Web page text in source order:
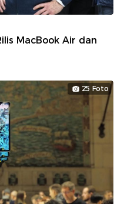
MacBook Air dan
25 Foto